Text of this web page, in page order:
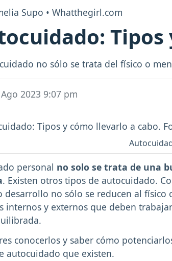
Supo • Whatthegirl.com
no sólo se trata del físico o
Ago 2023 9:07 pm
personal no solo se trata de una
. Existen otros tipos de autocuidado.
desarrollo no sólo se reducen al
internos y externos que deben
conocerlos y saber cómo
autocuidado que existen.